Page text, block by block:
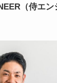
（侍エ